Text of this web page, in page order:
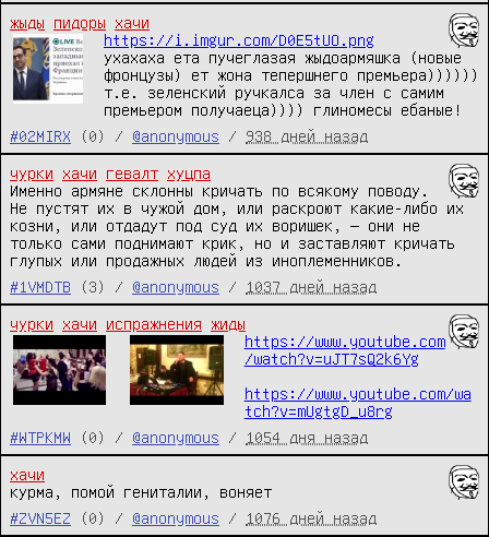
жыды пидоры
хачи
https://i.imgur.com/D0E5tUO.png
ухахаха ета пучеглазая жыдоармяшка (новые
фронцузы) ет жона тепершнего премьера))))))
т.е. зеленский ручкалса за член с самим
премьером получаеца)))) глиномесы ебаные!
#02MIRX
(0) / @anonymous / 938 дней назад
чурки хачи гевалт хуцпа
Именно армяне склонны кричать по всякому поводу.
Не пустят их в чужой дом, или раскроют какие-либо их
козни, или отдадут под суд их воришек, — они не
только сами поднимают крик, но и заставляют кричать
глупых или продажных людей из иноплеменников.
#1VMDTB
(3) / @anonymous / 1037 дней назад
чурки хачи испражнения
жиды
https://www.youtube.com
/watch?v=uJT7sQ2k6Yg
https://www.youtube.com/wa
tch?v=mUgtgD_u8rg
#WTPKMW
(0) / @anonymous / 1054 дня назад
хачи
курма, помой гениталии, воняет
#ZVN5EZ
(0) / @anonymous / 1076 дней назад